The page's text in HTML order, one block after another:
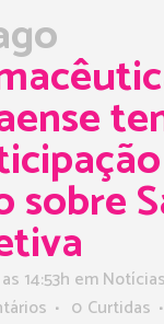
sobre
14:53h emNotícias
0 Curtidas